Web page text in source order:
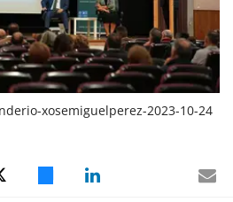
xosemiguelperez-2023-10-24